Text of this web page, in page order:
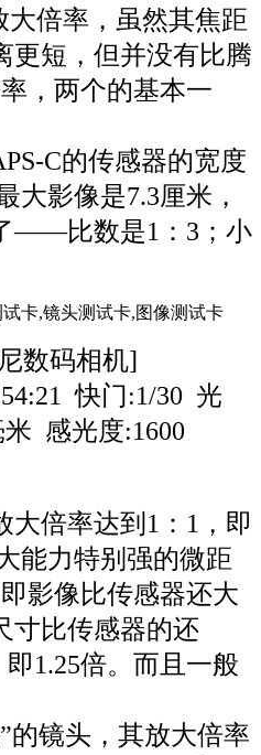
大倍率，虽然其焦距
更短，但并没有比腾
，两个的基本一
C的传感器的宽度
大影像是7.3厘米，
——比数是1：3；小
数码相机]
快门:1/30 光
感光度:1600
大倍率达到1：1，即
能力特别强的微距
影像比传感器还大
寸比传感器的还
1.25倍。而且一般
的镜头，其放大倍率